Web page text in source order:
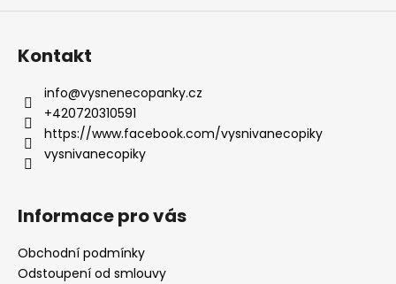
Kontakt
info@vysnenecopanky.cz
+420720310591
https://www.facebook.com/vysnivanecopiky
vysnivanecopiky
Informace pro vás
Obchodní podmínky
Odstoupení od smlouvy